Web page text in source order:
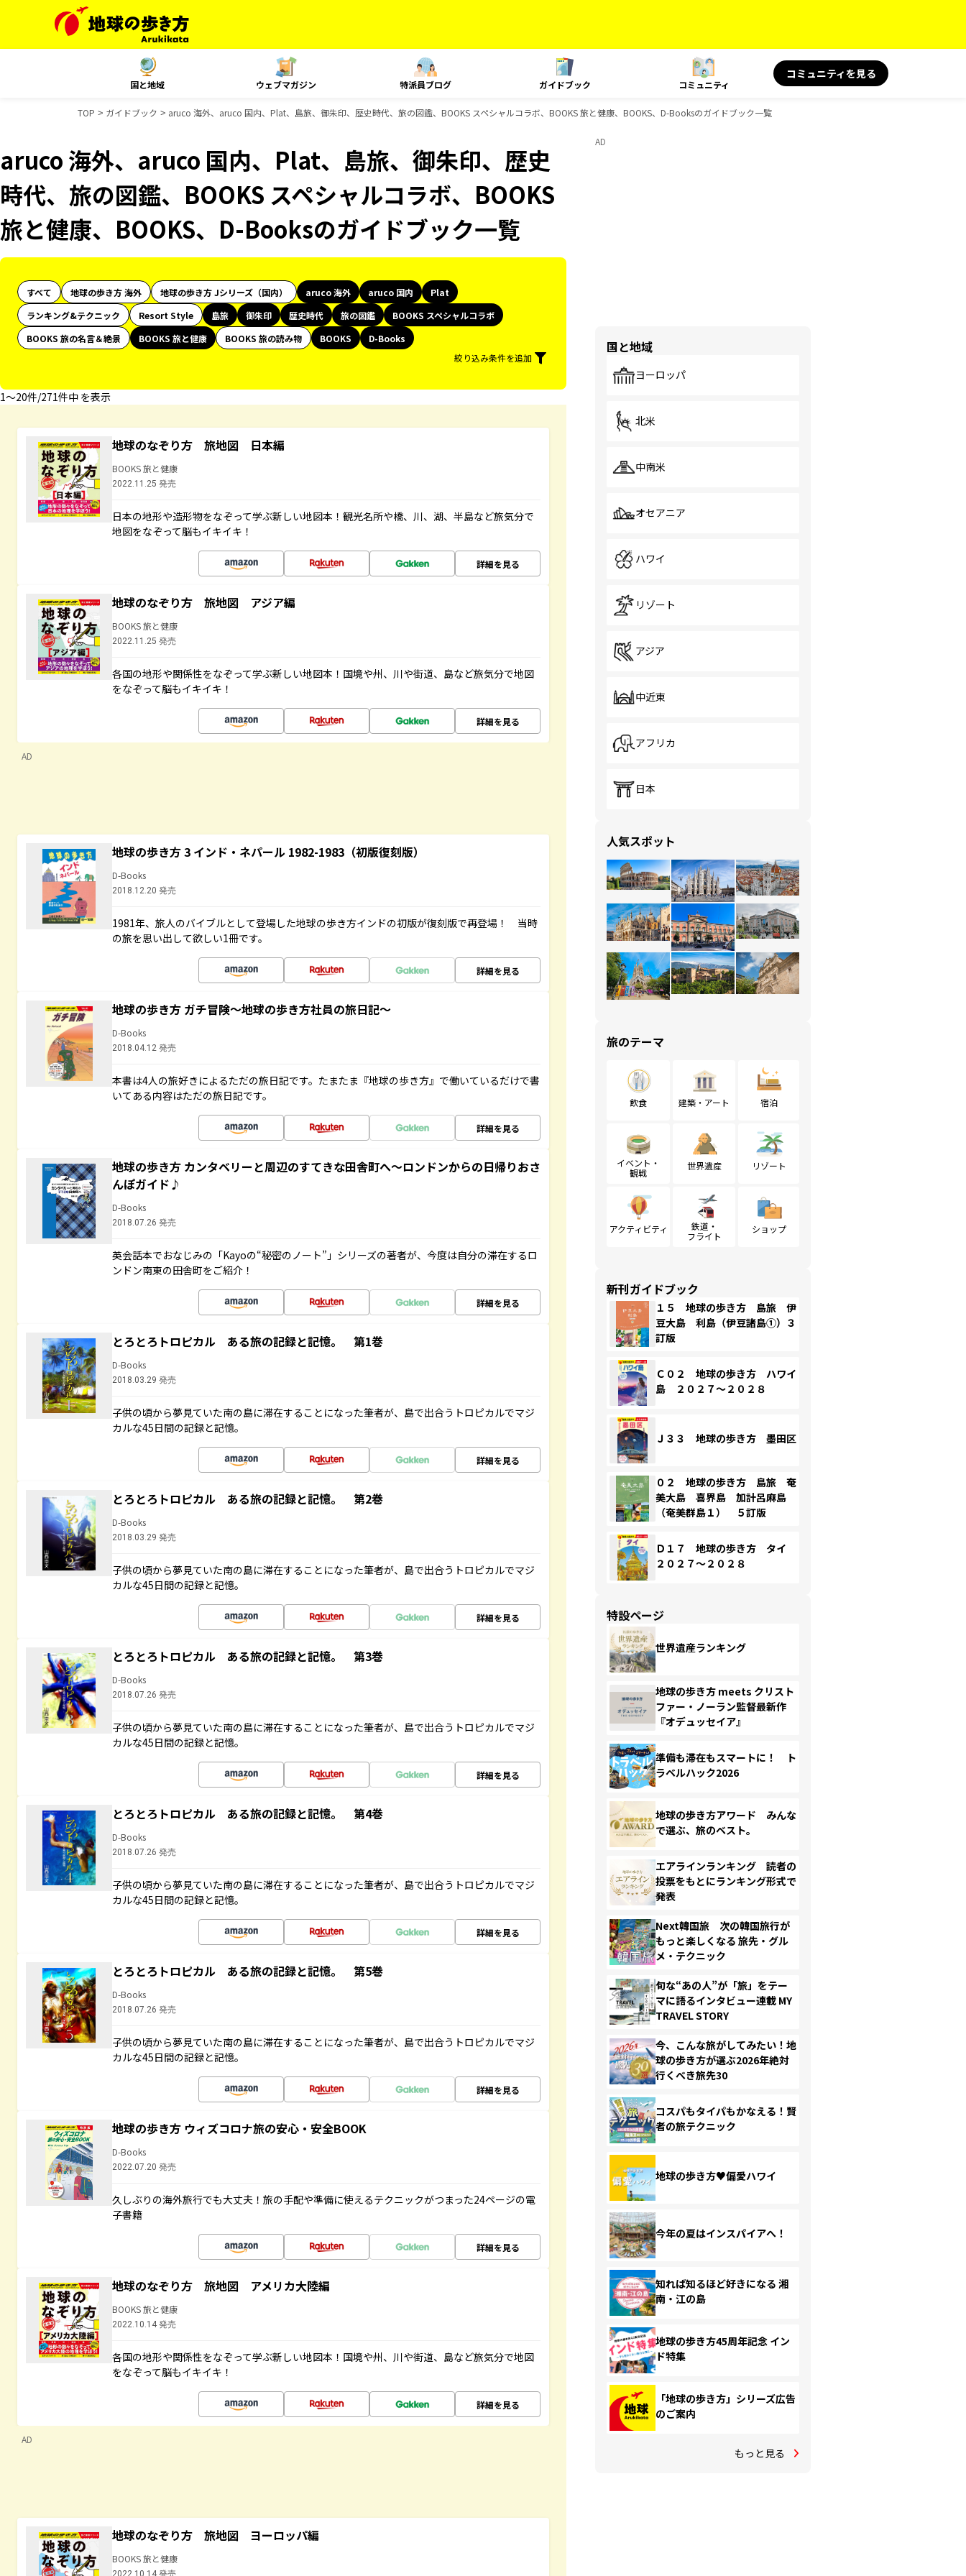
国と地域 ウェブマガジン 特派員ブログ ガイドブック コミュニティ
コミュニティを見る
TOP ガイドブック aruco 海外、aruco 国内、Plat、島旅、御朱印、歴史時代、旅の図鑑、BOOKS スペシャルコラボ、BOOKS 旅と健康、BOOKS、D-Booksのガイドブック一覧
aruco 海外、aruco 国内、Plat、島旅、御朱印、歴史
時代、旅の図鑑、BOOKS スペシャルコラボ、BOOKS
旅と健康、BOOKS、D-Booksのガイドブック一覧
すべて 地球の歩き方 海外 地球の歩き方 Jシリーズ（国内） aruco 海外 aruco 国内
Plat
ランキング&テクニック
Resort Style 島旅 御朱印 歴史時代 旅の図鑑
BOOKS スペシャルコラボ
BOOKS 旅の名言＆絶景
BOOKS 旅と健康 BOOKS 旅の読み物 BOOKS
D-Books
絞り込み条件を追加
1〜20件/271件中 を表示
地球のなぞり方 旅地図 日本編
BOOKS 旅と健康
2022.11.25 発売
日本の地形や造形物をなぞって学ぶ新しい地図本！観光名所や橋、川、湖、半島など旅気分で
地図をなぞって脳もイキイキ！
詳細を見る
地球のなぞり方 旅地図 アジア編
BOOKS 旅と健康
2022.11.25 発売
各国の地形や関係性をなぞって学ぶ新しい地図本！国境や州、川や街道、島など旅気分で地図
をなぞって脳もイキイキ！
詳細を見る
AD
地球の歩き方 3 インド・ネパール 1982-1983（初版復刻版）
D-Books
2018.12.20 発売
1981年、旅人のバイブルとして登場した地球の歩き方インドの初版が復刻版で再登場！ 当時
の旅を思い出して欲しい1冊です。
詳細を見る
地球の歩き方 ガチ冒険～地球の歩き方社員の旅日記～
D-Books
2018.04.12 発売
本書は4人の旅好きによるただの旅日記です。たまたま『地球の歩き方』で働いているだけで書
いてある内容はただの旅日記です。
詳細を見る
地球の歩き方 カンタベリーと周辺のすてきな田舎町へ～ロンドンからの日帰りおさ
んぽガイド♪
D-Books
2018.07.26 発売
英会話本でおなじみの「Kayoの“秘密のノート”」シリーズの著者が、今度は自分の滞在するロ
ンドン南東の田舎町をご紹介！
詳細を見る
とろとろトロピカル ある旅の記録と記憶。 第1巻
D-Books
2018.03.29 発売
子供の頃から夢見ていた南の島に滞在することになった筆者が、島で出合うトロピカルでマジ
カルな45日間の記録と記憶。
詳細を見る
とろとろトロピカル ある旅の記録と記憶。 第2巻
D-Books
2018.03.29 発売
子供の頃から夢見ていた南の島に滞在することになった筆者が、島で出合うトロピカルでマジ
カルな45日間の記録と記憶。
詳細を見る
とろとろトロピカル ある旅の記録と記憶。 第3巻
D-Books
2018.07.26 発売
子供の頃から夢見ていた南の島に滞在することになった筆者が、島で出合うトロピカルでマジ
カルな45日間の記録と記憶。
詳細を見る
とろとろトロピカル ある旅の記録と記憶。 第4巻
D-Books
2018.07.26 発売
子供の頃から夢見ていた南の島に滞在することになった筆者が、島で出合うトロピカルでマジ
カルな45日間の記録と記憶。
詳細を見る
とろとろトロピカル ある旅の記録と記憶。 第5巻
D-Books
2018.07.26 発売
子供の頃から夢見ていた南の島に滞在することになった筆者が、島で出合うトロピカルでマジ
カルな45日間の記録と記憶。
詳細を見る
地球の歩き方 ウィズコロナ旅の安心・安全BOOK
D-Books
2022.07.20 発売
久しぶりの海外旅行でも大丈夫！旅の手配や準備に使えるテクニックがつまった24ページの電
子書籍
詳細を見る
地球のなぞり方 旅地図 アメリカ大陸編
BOOKS 旅と健康
2022.10.14 発売
各国の地形や関係性をなぞって学ぶ新しい地図本！国境や州、川や街道、島など旅気分で地図
をなぞって脳もイキイキ！
詳細を見る
AD
地球のなぞり方 旅地図 ヨーロッパ編
BOOKS 旅と健康
2022.10.14 発売
AD
国と地域
ヨーロッパ
北米
中南米
オセアニア
ハワイ
リゾート
アジア
中近東
アフリカ
日本
人気スポット
旅のテーマ
飲食 建築・アート 宿泊
イベント・
観戦
世界遺産 リゾート
アクティビティ
鉄道・
フライト
ショップ
新刊ガイドブック
１５ 地球の歩き方 島旅 伊
豆大島 利島（伊豆諸島①）３
訂版
Ｃ０２ 地球の歩き方 ハワイ
島 ２０２７～２０２８
Ｊ３３ 地球の歩き方 墨田区
０２ 地球の歩き方 島旅 奄
美大島 喜界島 加計呂麻島
（奄美群島１） ５訂版
Ｄ１７ 地球の歩き方 タイ
２０２７～２０２８
特設ページ
世界遺産ランキング
地球の歩き方 meets クリスト
ファー・ノーラン監督最新作
『オデュッセイア』
準備も滞在もスマートに！ ト
ラベルハック2026
地球の歩き方アワード みんな
で選ぶ、旅のベスト。
エアラインランキング 読者の
投票をもとにランキング形式で
発表
Next韓国旅 次の韓国旅行が
もっと楽しくなる 旅先・グル
メ・テクニック
旬な“あの人”が「旅」をテー
マに語るインタビュー連載 MY
TRAVEL STORY
今、こんな旅がしてみたい！地
球の歩き方が選ぶ2026年絶対
行くべき旅先30
コスパもタイパもかなえる！賢
者の旅テクニック
地球の歩き方♥偏愛ハワイ
今年の夏はインスパイアへ！
知れば知るほど好きになる 湘
南・江の島
地球の歩き方45周年記念 イン
ド特集
「地球の歩き方」シリーズ広告
のご案内
もっと見る